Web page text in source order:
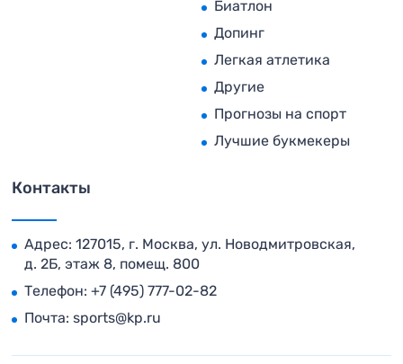
Биатлон
Допинг
Легкая атлетика
Другие
Прогнозы на спорт
Лучшие букмекеры
Контакты
Адрес: 127015, г. Москва, ул. Новодмитровская,
д. 2Б, этаж 8, помещ. 800
Телефон: +7 (495) 777-02-82
Почта: sports@kp.ru